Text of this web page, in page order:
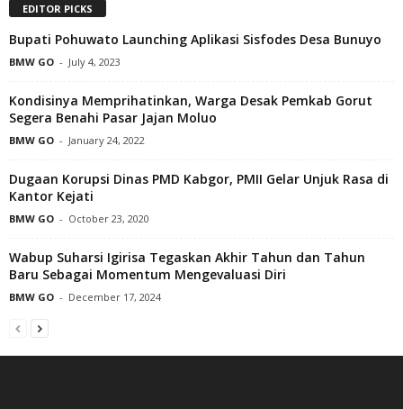
EDITOR PICKS
Bupati Pohuwato Launching Aplikasi Sisfodes Desa Bunuyo
BMW GO - July 4, 2023
Kondisinya Memprihatinkan, Warga Desak Pemkab Gorut
Segera Benahi Pasar Jajan Moluo
BMW GO - January 24, 2022
Dugaan Korupsi Dinas PMD Kabgor, PMII Gelar Unjuk Rasa di
Kantor Kejati
BMW GO - October 23, 2020
Wabup Suharsi Igirisa Tegaskan Akhir Tahun dan Tahun
Baru Sebagai Momentum Mengevaluasi Diri
BMW GO - December 17, 2024